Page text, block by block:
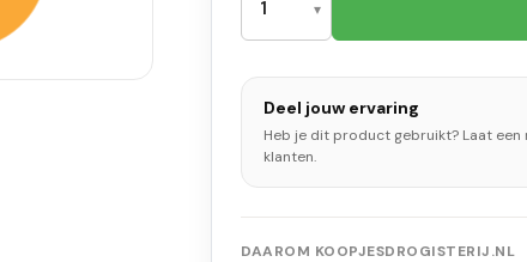
Deel jouw ervaring
Heb je dit product gebruikt? Laat
klanten.
DAAROM KOOPJESDROGISTERIJ.NL